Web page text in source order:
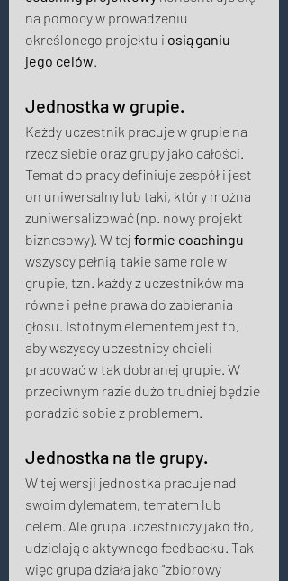
na pomocy w prowadzeniu
określonego projektu i osiąganiu
jego celów.
Jednostka w grupie.
Każdy uczestnik pracuje w grupie na
rzecz siebie oraz grupy jako całości.
Temat do pracy definiuje zespół i jest
on uniwersalny lub taki, który można
zuniwersalizować (np. nowy projekt
biznesowy). W tej formie coachingu
wszyscy pełnią takie same role w
grupie, tzn. każdy z uczestników ma
równe i pełne prawa do zabierania
głosu. Istotnym elementem jest to,
aby wszyscy uczestnicy chcieli
pracować w tak dobranej grupie. W
przeciwnym razie dużo trudniej będzie
poradzić sobie z problemem.
Jednostka na tle grupy.
W tej wersji jednostka pracuje nad
swoim dylematem, tematem lub
celem. Ale grupa uczestniczy jako tło,
udzielając aktywnego feedbacku. Tak
więc grupa działa jako "zbiorowy